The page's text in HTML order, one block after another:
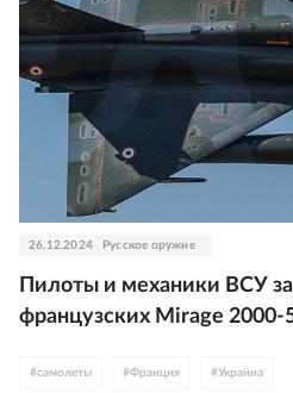
26.12.2024 Русское оружие
Пилоты и механики ВСУ
французских Mirage 2000-
#самолеты #Франция #Украина